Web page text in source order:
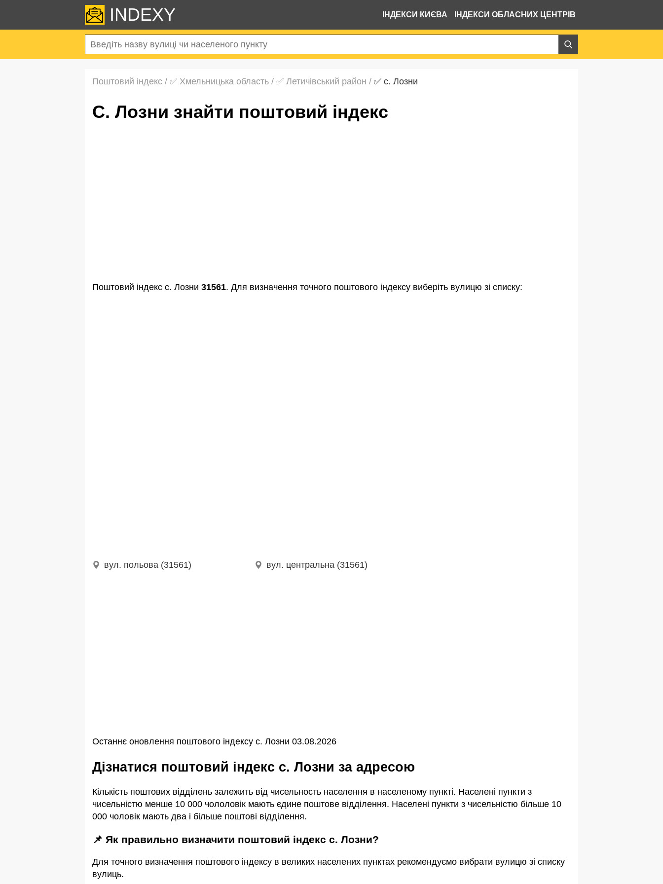
INDEXY ІНДЕКСИ КИЄВА ІНДЕКСИ ОБЛАСНИХ ЦЕНТРІВ
Поштовий індекс / ✅ Хмельницька область / ✅ Летичівський район / ✅ с. Лозни
с. Лозни знайти поштовий індекс
Поштовий індекс с. Лозни 31561. Для визначення точного поштового індексу виберіть вулицю зі списку:
вул. польова (31561) вул. центральна (31561)
Останнє оновлення поштового індексу с. Лозни 03.08.2026
Дізнатися поштовий індекс с. Лозни за адресою
Кількість поштових відділень залежить від чисельность населення в населеному пункті. Населені пункти з
чисельністю менше 10 000 чололовік мають єдине поштове відділення. Населені пункти з чисельністю більше 10
000 чоловік мають два і більше поштові відділення.
📌 Як правильно визначити поштовий індекс с. Лозни?
Для точного визначення поштового індексу в великих населених пунктах рекомендуємо вибрати вулицю зі списку
вулиць.